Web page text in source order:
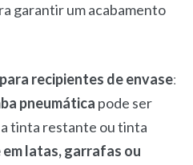
garantir um acabamento
recipientes de envase:
pneumática pode ser
tinta restante ou tinta
em latas, garrafas ou